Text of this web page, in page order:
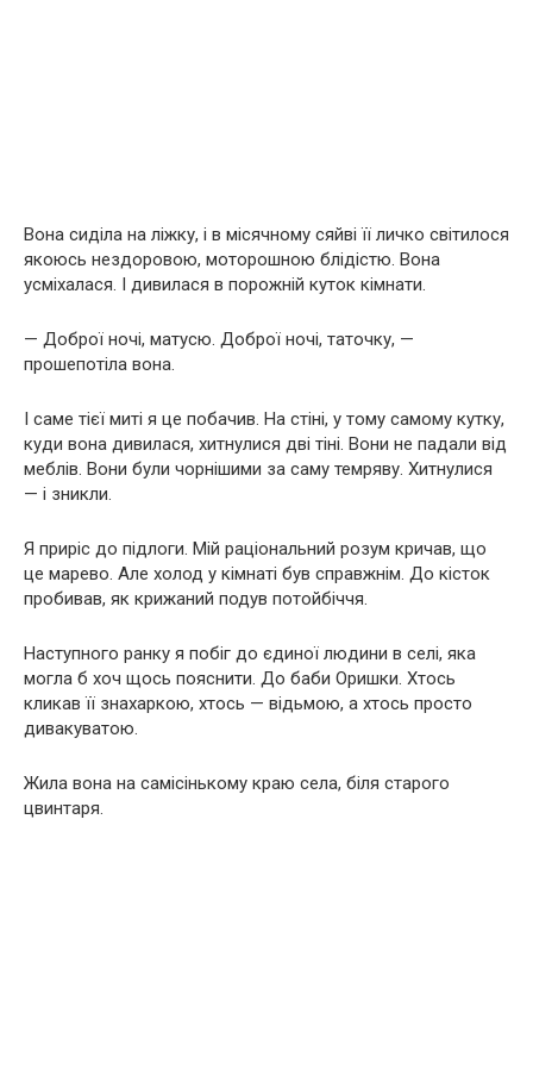
Вона сиділа на ліжку, і в місячному сяйві її личко світилося
якоюсь нездоровою, моторошною блідістю. Вона
усміхалася. І дивилася в порожній куток кімнати.
— Доброї ночі, матусю. Доброї ночі, таточку, —
прошепотіла вона.
І саме тієї миті я це побачив. На стіні, у тому самому кутку,
куди вона дивилася, хитнулися дві тіні. Вони не падали від
меблів. Вони були чорнішими за саму темряву. Хитнулися
— і зникли.
Я приріс до підлоги. Мій раціональний розум кричав, що
це марево. Але холод у кімнаті був справжнім. До кісток
пробивав, як крижаний подув потойбіччя.
Наступного ранку я побіг до єдиної людини в селі, яка
могла б хоч щось пояснити. До баби Оришки. Хтось
кликав її знахаркою, хтось — відьмою, а хтось просто
дивакуватою.
Жила вона на самісінькому краю села, біля старого
цвинтаря.